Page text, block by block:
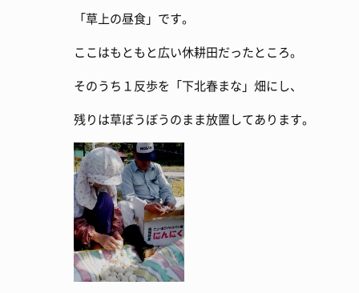
「草上の昼食」です。
ここはもともと広い休耕田だったところ。
そのうち１反歩を「下北春まな」畑にし、
残りは草ぼうぼうのまま放置してあります。